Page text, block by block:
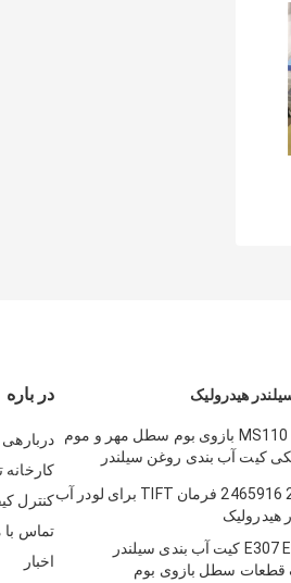
در باره
دربارهی
کارخانه
کنترل
تماس با
اخبار
هیدرولیک
MS110 120 180 بازوی بوم سطل مهر و موم
کیت آب بندی روغن سیلندر
2384462 2465916 فرمان TIFT برای لودر آب
هیدرولیک
E307 E308 E70 کیت آب بندی سیلندر
قطعات سطل بازوی بوم